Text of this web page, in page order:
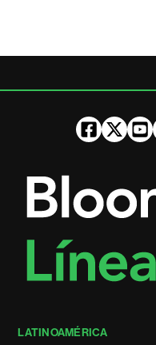
LATINOAMÉRICA